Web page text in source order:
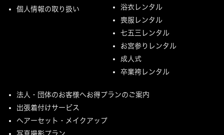
個人情報の取り扱い
浴衣レンタル
喪服レンタル
七五三レンタル
お宮参りレンタル
成人式
卒業袴レンタル
法人・団体のお客様へお得プランのご案内
出張着付けサービス
ヘアーセット・メイクアップ
写真撮影プラン